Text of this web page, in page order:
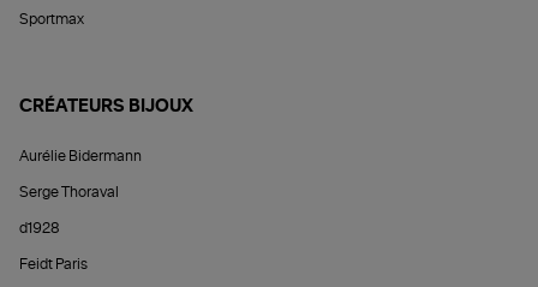
Sportmax
CRÉATEURS BIJOUX
Aurélie Bidermann
Serge Thoraval
d1928
Feidt Paris